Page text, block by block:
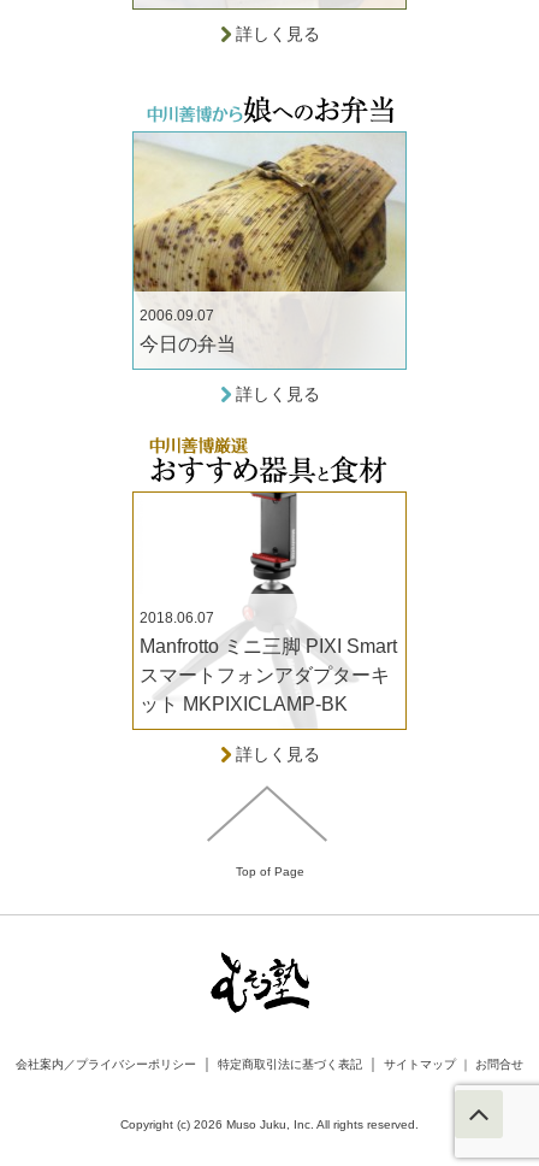
詳しく見る
2006.09.07
今日の弁当
詳しく見る
2018.06.07
Manfrotto ミニ三脚 PIXI Smart
スマートフォンアダプターキ
ット MKPIXICLAMP-BK
詳しく見る
Top of Page
会社案内／プライバシーポリシー ｜ 特定商取引法に基づく表記 ｜ サイトマップ ｜ お問合せ
Copyright (c) 2026 Muso Juku, Inc. All rights reserved.